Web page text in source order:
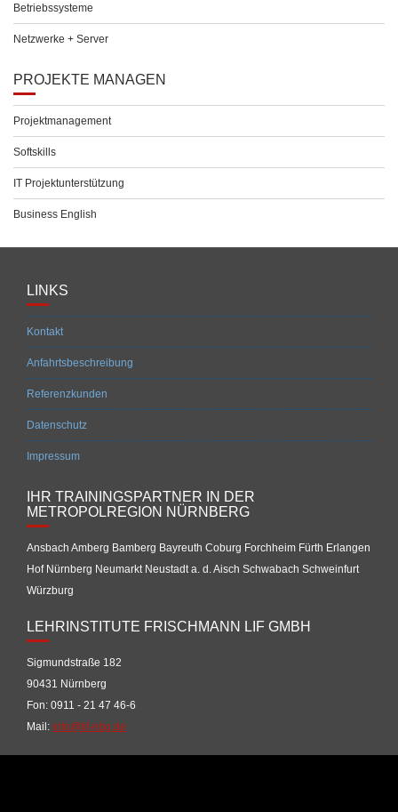
Betriebssysteme
Netzwerke + Server
PROJEKTE MANAGEN
Projektmanagement
Softskills
IT Projektunterstützung
Business English
LINKS
Kontakt
Anfahrtsbeschreibung
Referenzkunden
Datenschutz
Impressum
IHR TRAININGSPARTNER IN DER
METROPOLREGION NÜRNBERG
Ansbach Amberg Bamberg Bayreuth Coburg Forchheim Fürth Erlangen
Hof Nürnberg Neumarkt Neustadt a. d. Aisch Schwabach Schweinfurt
Würzburg
LEHRINSTITUTE FRISCHMANN LIF GMBH
Sigmundstraße 182
90431 Nürnberg
Fon: 0911 - 21 47 46-6
Mail: info@lif-nbg.de